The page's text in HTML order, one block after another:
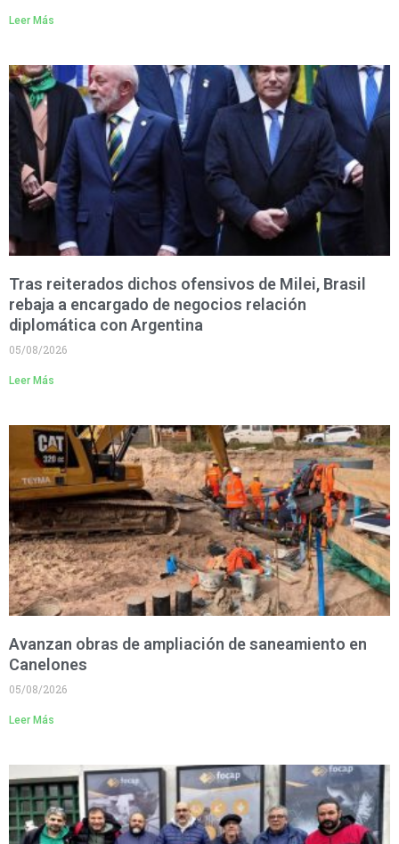
Leer Más
Tras reiterados dichos ofensivos de Milei, Brasil
rebaja a encargado de negocios relación
diplomática con Argentina
05/08/2026
Leer Más
Avanzan obras de ampliación de saneamiento en
Canelones
05/08/2026
Leer Más